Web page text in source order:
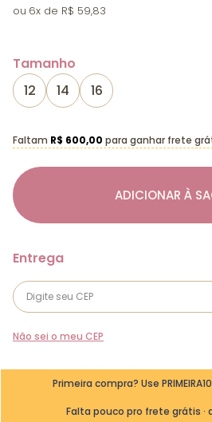
6x R$ 59,83
Tamanho
12
14 16
ADICIONAR À
Faltam R$ 600,00 para ganhar frete
Não sei o meu CEP
Primeira compra? Use
Falta pouco pro frete grátis ·